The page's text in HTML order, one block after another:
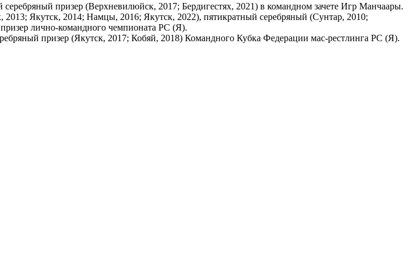
призер (Верхневилюйск, 2017; Бердигестях, 2021) в командном зачете Игр Манчаары.
Якутск, 2014; Намцы, 2016; Якутск, 2022), пятикратный серебряный (Сунтар, 2010;
лично-командного чемпионата РС (Я).
призер (Якутск, 2017; Кобяй, 2018) Командного Кубка Федерации мас-рестлинга РС (Я).